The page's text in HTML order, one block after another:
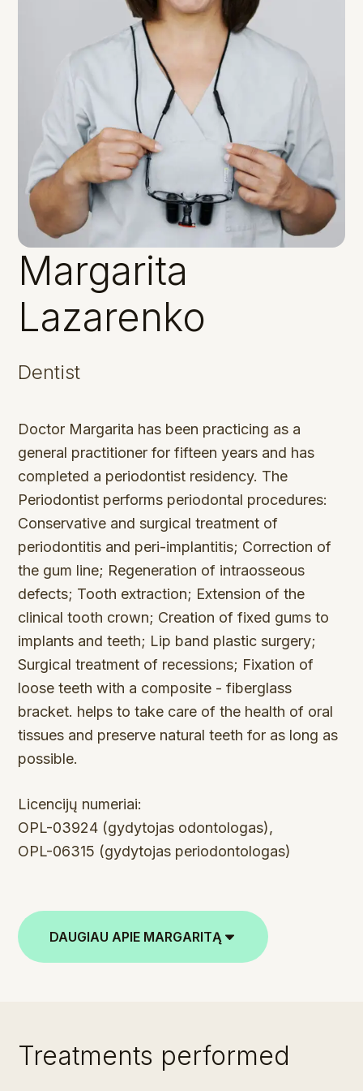
Margarita
Lazarenko
Dentist
Doctor Margarita has been practicing as a
general practitioner for fifteen years and has
completed a periodontist residency. The
Periodontist performs periodontal procedures:
Conservative and surgical treatment of
periodontitis and peri-implantitis; Correction of
the gum line; Regeneration of intraosseous
defects; Tooth extraction; Extension of the
clinical tooth crown; Creation of fixed gums to
implants and teeth; Lip band plastic surgery;
Surgical treatment of recessions; Fixation of
loose teeth with a composite - fiberglass
bracket. helps to take care of the health of oral
tissues and preserve natural teeth for as long as
possible.
Licencijų numeriai:
OPL-03924 (gydytojas odontologas),
OPL-06315 (gydytojas periodontologas)
DAUGIAU APIE MARGARITĄ
Treatments performed